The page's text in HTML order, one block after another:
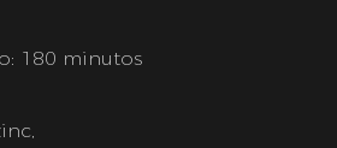
180 minutos